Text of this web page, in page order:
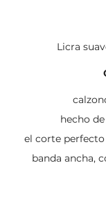
Licra
hecho
el corte
banda ancha,